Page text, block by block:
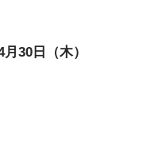
30日（木）